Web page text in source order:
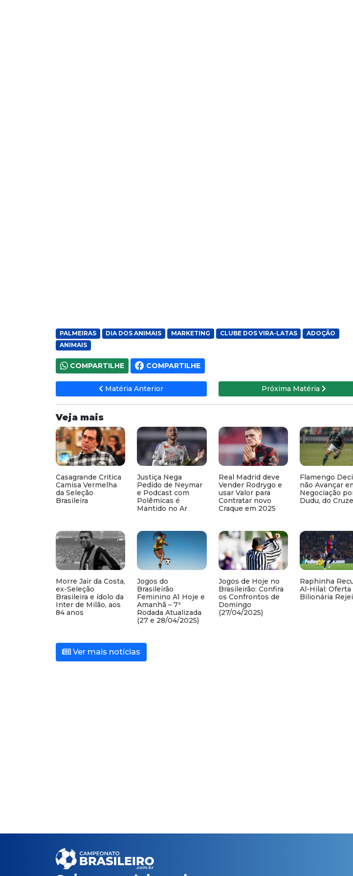
PALMEIRAS DIA DOS ANIMAIS MARKETING CLUBE DOS VIRA-LATAS
ADOÇÃO
ANIMAIS
COMPARTILHE COMPARTILHE
Matéria Anterior Próxima Matéria
Veja mais
Casagrande Critica
Camisa Vermelha
da Seleção
Brasileira
Justiça Nega
Pedido de Neymar
e Podcast com
Polêmicas é
Mantido no Ar
Real Madrid deve
Vender Rodrygo e
usar Valor para
Contratar novo
Craque em 2025
Flamengo
não Avançar
Negociação
Dudu, do
Morre Jair da Costa,
ex-Seleção
Brasileira e ídolo da
Inter de Milão, aos
84 anos
Jogos do
Brasileirão
Feminino A1 Hoje e
Amanhã – 7ª
Rodada Atualizada
(27 e 28/04/2025)
Jogos de Hoje no
Brasileirão: Confira
os Confrontos de
Domingo
(27/04/2025)
Raphinha
Al-Hilal: Oferta
Bilionária
Ver mais notícias